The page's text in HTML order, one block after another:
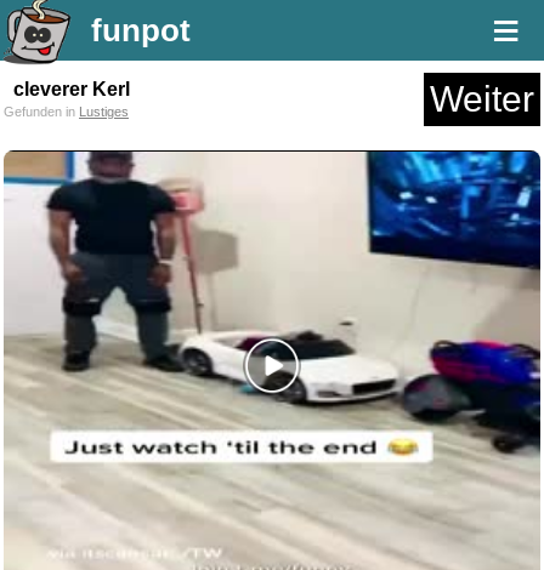
funpot ≡
cleverer Kerl Weiter
Gefunden in Lustiges